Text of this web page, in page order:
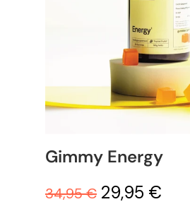
Gimmy Energy
34,95 € 29,95 €